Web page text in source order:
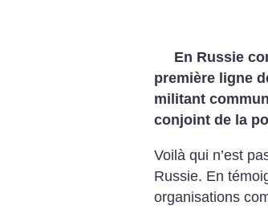
En Russie
première ligne
militant
conjoint de la
Voilà qui n’est
Russie. En
organisations